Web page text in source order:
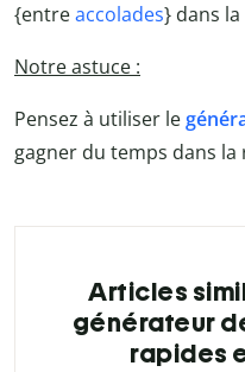
{entreaccolades} dans
Notre astuce :
Pensez à utiliser le
gagner du temps dans
Articles
générateur
rapides